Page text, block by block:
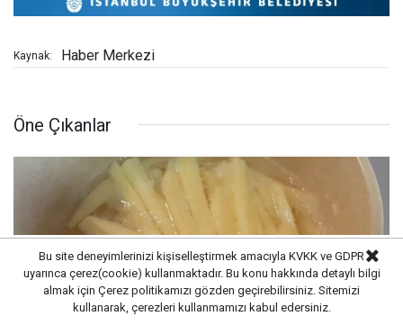
Kaynak: Haber Merkezi
Öne Çıkanlar
Bu site deneyimlerinizi kişiselleştirmek amacıyla KVKK ve GDPR
uyarınca çerez(cookie) kullanmaktadır. Bu konu hakkında detaylı bilgi
almak için Çerez politikamızı gözden geçirebilirsiniz. Sitemizi
kullanarak, çerezleri kullanmamızı kabul edersiniz.